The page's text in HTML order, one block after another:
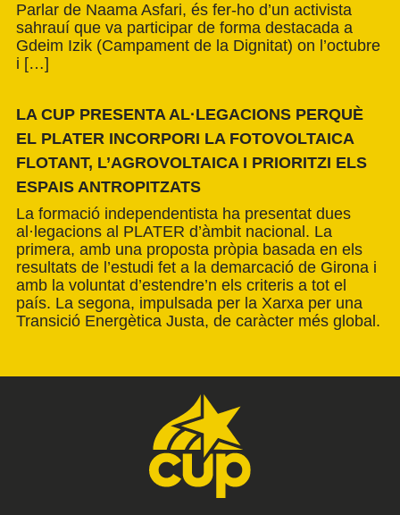
Parlar de Naama Asfari, és fer-ho d’un activista
sahrauí que va participar de forma destacada a
Gdeim Izik (Campament de la Dignitat) on l’octubre
i […]
LA CUP PRESENTA AL·LEGACIONS PERQUÈ
EL PLATER INCORPORI LA FOTOVOLTAICA
FLOTANT, L’AGROVOLTAICA I PRIORITZI ELS
ESPAIS ANTROPITZATS
La formació independentista ha presentat dues
al·legacions al PLATER d’àmbit nacional. La
primera, amb una proposta pròpia basada en els
resultats de l’estudi fet a la demarcació de Girona i
amb la voluntat d’estendre’n els criteris a tot el
país. La segona, impulsada per la Xarxa per una
Transició Energètica Justa, de caràcter més global.